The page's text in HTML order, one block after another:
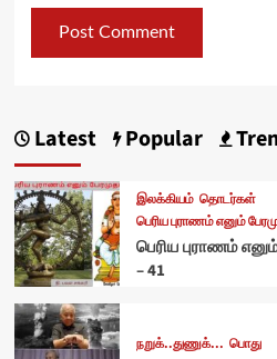
Latest Popular
இலக்கியம் தொடர்கள்
பெரிய புராணம் எனும்
பெரிய புராணம்
– 41
நறுக்..துணுக்... பொது